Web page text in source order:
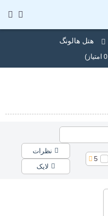
هتل هالونگ
0 امتیاز)
5
نظرات
لایک